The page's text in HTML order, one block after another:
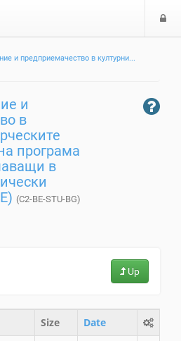
и предприемачество в културни...
и
в
програма
в
(C2-BE-STU-BG)
Up
Size
Date